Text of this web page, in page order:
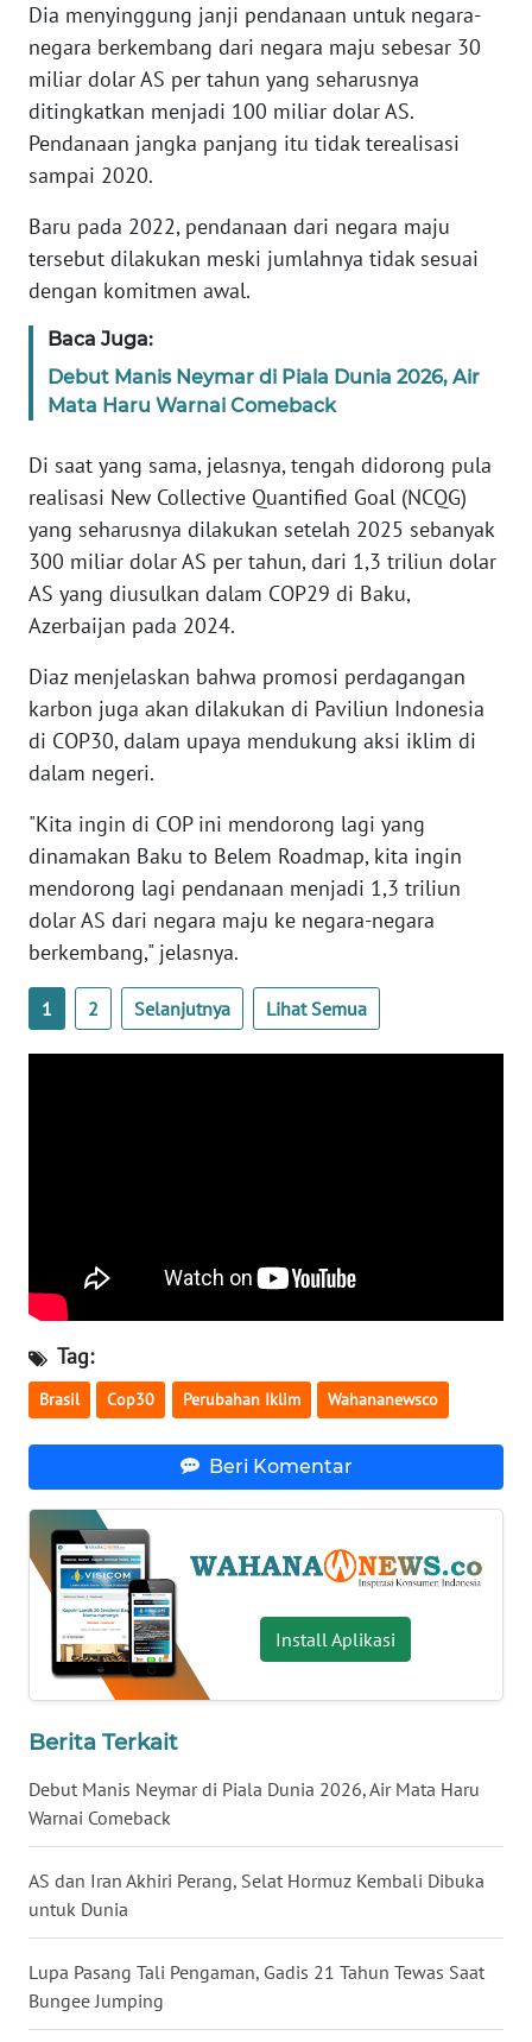
Dia menyinggung janji pendanaan untuk negara-
negara berkembang dari negara maju sebesar 30
miliar dolar AS per tahun yang seharusnya
ditingkatkan menjadi 100 miliar dolar AS.
Pendanaan jangka panjang itu tidak terealisasi
sampai 2020.
Baru pada 2022, pendanaan dari negara maju
tersebut dilakukan meski jumlahnya tidak sesuai
dengan komitmen awal.
Baca Juga:
Debut Manis Neymar di Piala Dunia 2026, Air
Mata Haru Warnai Comeback
Di saat yang sama, jelasnya, tengah didorong pula
realisasi New Collective Quantified Goal (NCQG)
yang seharusnya dilakukan setelah 2025 sebanyak
300 miliar dolar AS per tahun, dari 1,3 triliun dolar
AS yang diusulkan dalam COP29 di Baku,
Azerbaijan pada 2024.
Diaz menjelaskan bahwa promosi perdagangan
karbon juga akan dilakukan di Paviliun Indonesia
di COP30, dalam upaya mendukung aksi iklim di
dalam negeri.
"Kita ingin di COP ini mendorong lagi yang
dinamakan Baku to Belem Roadmap, kita ingin
mendorong lagi pendanaan menjadi 1,3 triliun
dolar AS dari negara maju ke negara-negara
berkembang," jelasnya.
1 2 Selanjutnya Lihat Semua
Tag:
Brasil Cop30 Perubahan Iklim Wahananewsco
Beri Komentar
Install Aplikasi
Berita Terkait
Debut Manis Neymar di Piala Dunia 2026, Air Mata Haru
Warnai Comeback
AS dan Iran Akhiri Perang, Selat Hormuz Kembali Dibuka
untuk Dunia
Lupa Pasang Tali Pengaman, Gadis 21 Tahun Tewas Saat
Bungee Jumping
DISCLAIMER
Wahana
News
Regional
SUMUT
WN
WN
JABAR
WN
BANTEN
WN
WN
WN
PAPUA
WN
BARAT
WN
RIAU
WN
NTB
WN
SULTENG
WN
BABEL
WN
SUMBAR
SUMSEL
WN
LAMPUNG
WN
JATENG